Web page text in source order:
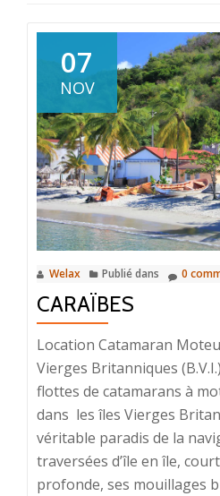
07
NOV
Welax Publié dans 0
CARAÏBES
Location Catamaran
Vierges Britanniques
flottes de catamarans à
dans les îles Vierges
véritable paradis de la
traversées d’île en île,
profonde, ses mouillages